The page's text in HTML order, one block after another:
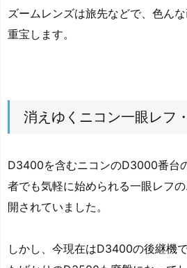
ズームレンズは旅先などで、色ん
重宝します。
消えゆくニコン一眼レフ
D3400を含むニコンのD3000番台
者でも気軽に始められる一眼レフ
開されていました。
しかし、今現在はD3400の後継機